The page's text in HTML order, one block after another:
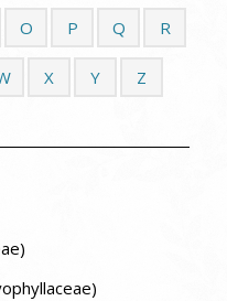
O P Q R
X Y Z